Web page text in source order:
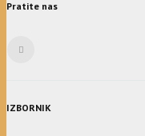
Pratite nas
IZBORNIK